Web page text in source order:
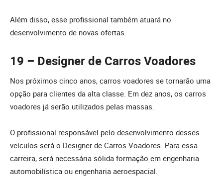
Além disso, esse profissional também atuará no
desenvolvimento de novas ofertas.
19 – Designer de Carros Voadores
Nos próximos cinco anos, carros voadores se tornarão uma
opção para clientes da alta classe. Em dez anos, os carros
voadores já serão utilizados pelas massas.
O profissional responsável pelo desenvolvimento desses
veículos será o Designer de Carros Voadores. Para essa
carreira, será necessária sólida formação em engenharia
automobilística ou engenharia aeroespacial.